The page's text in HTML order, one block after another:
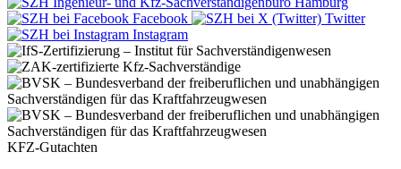
Facebook
Twitter
Instagram
KFZ-Gutachten